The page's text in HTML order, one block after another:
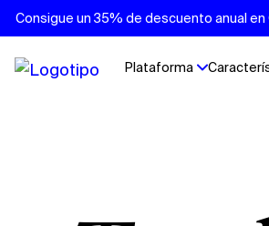
Consigue un 35% de descuento anual
Plataforma